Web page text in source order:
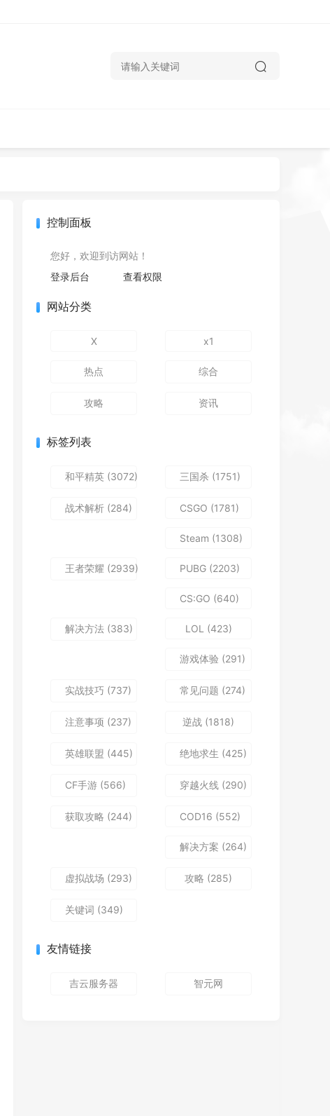
控制面板
您好，欢迎到访网站！
登录后台
查看权限
网站分类
X x1
热点 综合
攻略 资讯
标签列表
和平精英 (3072) 三国杀 (1751)
战术解析 (284) CSGO (1781)
Steam (1308)
王者荣耀 (2939) PUBG (2203)
CS:GO (640)
解决方法 (383) LOL (423)
游戏体验 (291)
实战技巧 (737) 常见问题 (274)
注意事项 (237) 逆战 (1818)
英雄联盟 (445) 绝地求生 (425)
CF手游 (566) 穿越火线 (290)
获取攻略 (244) COD16 (552)
解决方案 (264)
虚拟战场 (293) 攻略 (285)
关键词 (349)
友情链接
吉云服务器 智元网